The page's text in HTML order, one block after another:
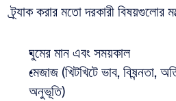
ট্র্যাক করার মতো দরকারী বিষয়গুলোর
ঘুমের মান এবং সময়কাল
মেজাজ (খিটখিটে ভাব, বিষন্নতা,
অনুভূতি)